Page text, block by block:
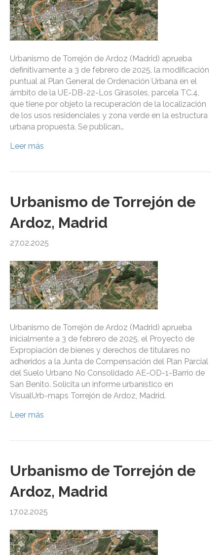
Urbanismo de Torrejón de Ardoz (Madrid) aprueba
definitivamente a 3 de febrero de 2025, la modificación
puntual al Plan General de Ordenación Urbana en el
ámbito de la UE-DB-22-Los Girasoles, parcela TC.4,
que tiene por objeto la recuperación de la localización
de los usos residenciales y zona verde en la estructura
urbana propuesta. Se publican…
Leer más
Urbanismo de Torrejón de
Ardoz, Madrid
27.02.2025
Urbanismo de Torrejón de Ardoz (Madrid) aprueba
inicialmente a 3 de febrero de 2025, el Proyecto de
Expropiación de bienes y derechos de titulares no
adheridos a la Junta de Compensación del Plan Parcial
del Suelo Urbano No Consolidado AE-OD-1-Barrio de
San Benito. Solicita un informe urbanístico en
VisualUrb-maps Torrejón de Ardoz, Madrid.
Leer más
Urbanismo de Torrejón de
Ardoz, Madrid
17.02.2025